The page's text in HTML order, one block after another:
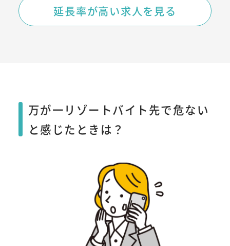
延長率が高い求人を見る
万が一リゾートバイト先で危ない
と感じたときは？